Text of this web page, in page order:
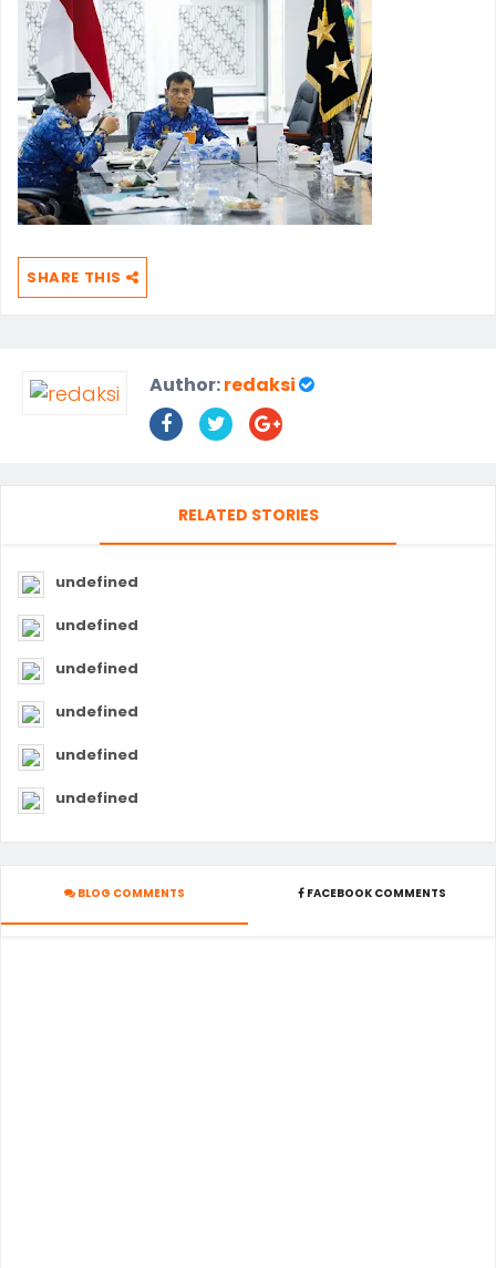
SHARE THIS
Author:redaksi
RELATED STORIES
undefined
undefined
undefined
undefined
undefined
undefined
BLOG COMMENTS FACEBOOK COMMENTS